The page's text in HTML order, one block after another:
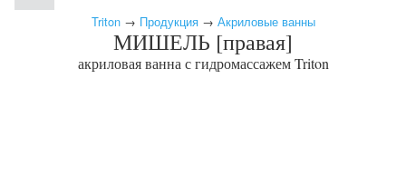
Triton→ Продукция→ Акриловые ванны
МИШЕЛЬ [правая]
акриловая ванна с гидромассажемTriton